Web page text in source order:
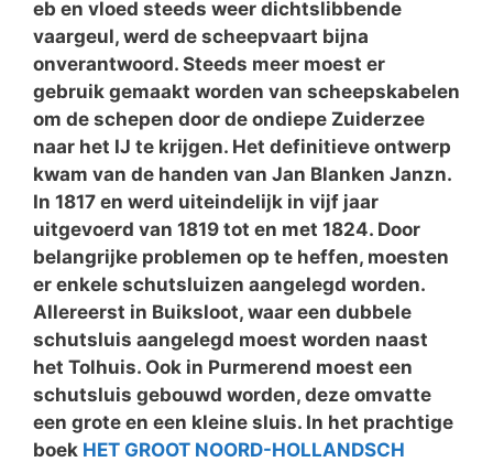
eb en vloed steeds weer dichtslibbende
vaargeul, werd de scheepvaart bijna
onverantwoord. Steeds meer moest er
gebruik gemaakt worden van scheepskabelen
om de schepen door de ondiepe Zuiderzee
naar het IJ te krijgen. Het definitieve ontwerp
kwam van de handen van Jan Blanken Janzn.
In 1817 en werd uiteindelijk in vijf jaar
uitgevoerd van 1819 tot en met 1824. Door
belangrijke problemen op te heffen, moesten
er enkele schutsluizen aangelegd worden.
Allereerst in Buiksloot, waar een dubbele
schutsluis aangelegd moest worden naast
het Tolhuis. Ook in Purmerend moest een
schutsluis gebouwd worden, deze omvatte
een grote en een kleine sluis. In het prachtige
boek HET GROOT NOORD-HOLLANDSCH